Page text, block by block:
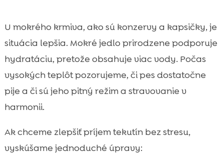
U mokrého krmiva, ako sú konzervy a kapsičky, je
situácia lepšia. Mokré jedlo prirodzene podporuje
hydratáciu, pretože obsahuje viac vody. Počas
vysokých teplôt pozorujeme, či pes dostatočne
pije a či sú jeho pitný režim a stravovanie v
harmonii.
Ak chceme zlepšiť príjem tekutín bez stresu,
vyskúšame jednoduché úpravy: